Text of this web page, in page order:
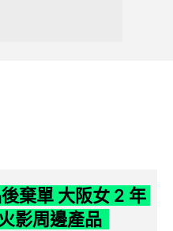
棄單 大阪女 2 年
影周邊產品